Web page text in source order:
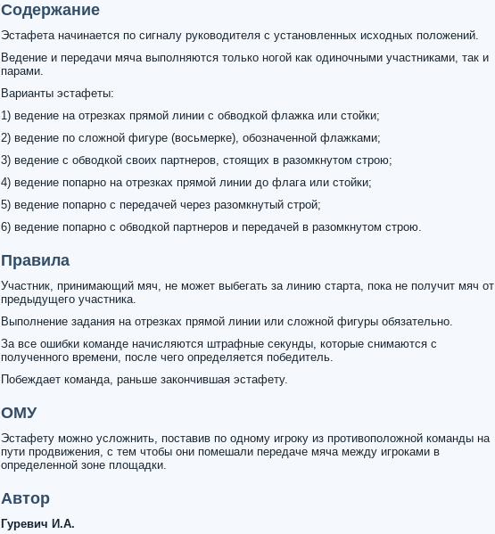
Содержание
Эстафета начинается по сигналу руководителя с установленных исходных положений.
Ведение и передачи мяча выполняются только ногой как одиночными участниками, так и
парами.
Варианты эстафеты:
1) ведение на отрезках прямой линии с обводкой флажка или стойки;
2) ведение по сложной фигуре (восьмерке), обозначенной флажками;
3) ведение с обводкой своих партнеров, стоящих в разомкнутом строю;
4) ведение попарно на отрезках прямой линии до флага или стойки;
5) ведение попарно с передачей через разомкнутый строй;
6) ведение попарно с обводкой партнеров и передачей в разомкнутом строю.
Правила
Участник, принимающий мяч, не может выбегать за линию старта, пока не получит мяч от
предыдущего участника.
Выполнение задания на отрезках прямой линии или сложной фигуры обязательно.
За все ошибки команде начисляются штрафные секунды, которые снимаются с
полученного времени, после чего определяется победитель.
Побеждает команда, раньше закончившая эстафету.
ОМУ
Эстафету можно усложнить, поставив по одному игроку из противоположной команды на
пути продвижения, с тем чтобы они помешали передаче мяча между игроками в
определенной зоне площадки.
Автор
Гуревич И.А.